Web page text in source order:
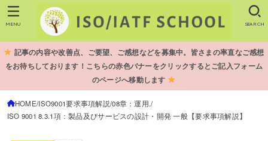
SEARCH
MENU
記事の内容や改善点、ご要望、ご感想などを募集中。皆さまの率直なご感想
をお待ちしております！こちらの赤色バナーをクリックするとご記入フォーム
のページへ移動します
HOME ISO9001要求事項解説 08章：運用.
ISO 9001 8.3.1項：製品及びサービスの設計・開発 一般【要求事項解説】